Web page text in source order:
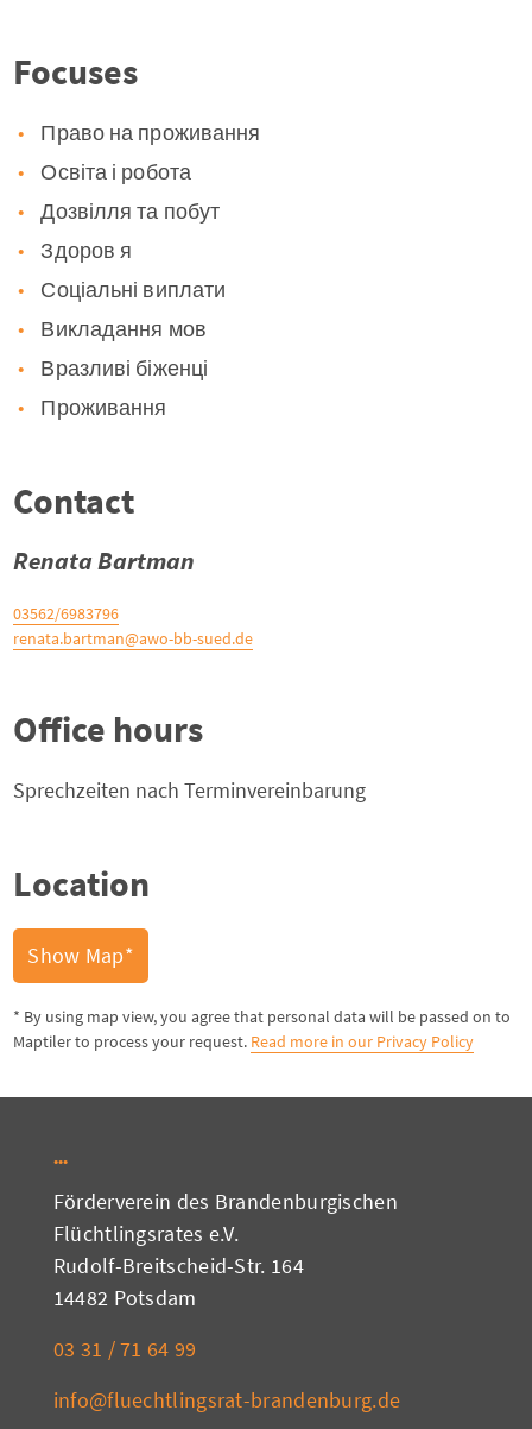
Focuses
Право на проживання
Освіта і робота
Дозвілля та побут
Здоров я
Соціальні виплати
Викладання мов
Вразливі біженці
Проживання
Contact
Renata Bartman
03562/6983796
renata.bartman@awo-bb-sued.de
Office hours
Sprechzeiten nach Terminvereinbarung
Location
Show Map*
* By using map view, you agree that personal data will be passed on to
Maptiler to process your request. Read more in our Privacy Policy
Förderverein des Brandenburgischen
Flüchtlingsrates e.V.
Rudolf-Breitscheid-Str. 164
14482 Potsdam
03 31 / 71 64 99
info@fluechtlingsrat-brandenburg.de